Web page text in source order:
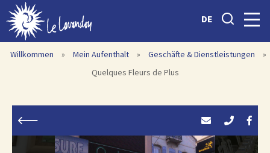
DE
Willkommen » Mein Aufenthalt » Geschäfte & Dienstleistungen
»
Quelques Fleurs de Plus